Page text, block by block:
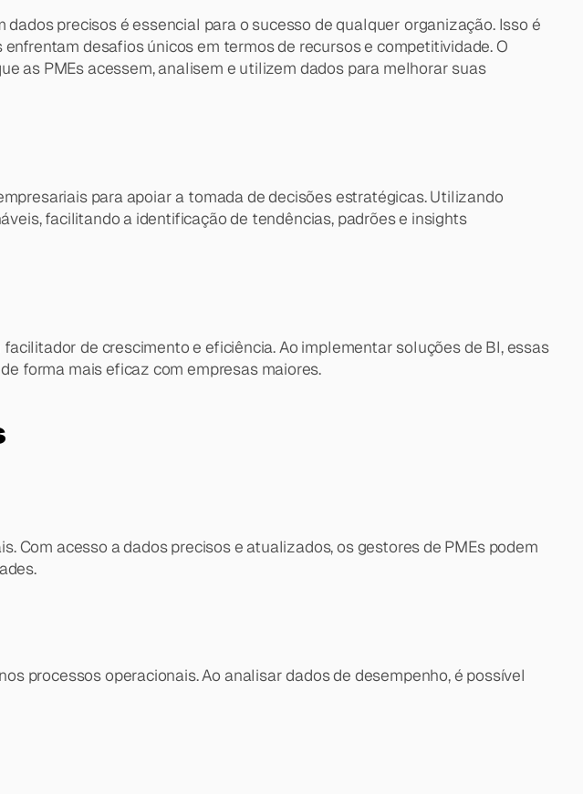
precisos é essencial para o sucesso de qualquer organização. Isso é
desafios únicos em termos de recursos e competitividade. O
as PMEs acessem, analisem e utilizem dados para melhorar suas
para apoiar a tomada de decisões estratégicas. Utilizando
facilitando a identificação de tendências, padrões e insights
de crescimento e eficiência. Ao implementar soluções de BI, essas
forma mais eficaz com empresas maiores.
Com acesso a dados precisos e atualizados, os gestores de PMEs podem
processos operacionais. Ao analisar dados de desempenho, é possível